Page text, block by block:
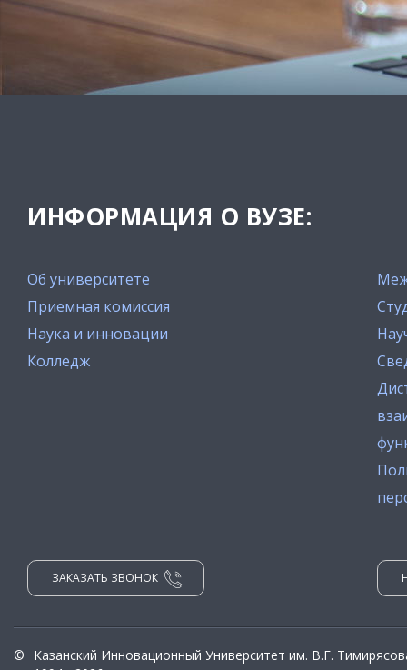
ИНФОРМАЦИЯ О ВУЗЕ:
Об университете
Приемная комиссия
Наука и инновации
Колледж
ЗАКАЗАТЬ ЗВОНОК
©
Казанский Инновационный Университет им. В.Г.